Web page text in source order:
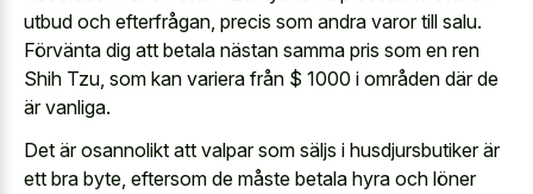
utbud och efterfrågan, precis som andra varor till salu.
Förvänta dig att betala nästan samma pris som en ren
Shih Tzu, som kan variera från $ 1000 i områden där de
är vanliga.
Det är osannolikt att valpar som säljs i husdjursbutiker är
ett bra byte, eftersom de måste betala hyra och löner